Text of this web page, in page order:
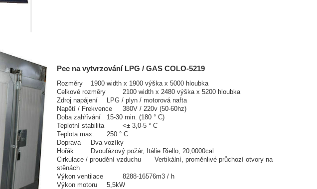
Pec na vytvrzování LPG / GAS COLO-5219
Rozměry
1900 width x 1900 výška x 5000 hloubka
Celkové rozměry
2100 width x 2480 výška x 5200 hloubka
Zdroj napájení
LPG / plyn / motorová nafta
Napětí / Frekvence
380V / 220v (50-60hz)
Doba zahřívání
15-30 min. (180 ° C)
Teplotní stabilita
<± 3,0-5 ° C
Teplota max.
250 ° C
Doprava
Dva vozíky
Hořák
Dvoufázový požár, Itálie Riello, 20,0000cal
Cirkulace / proudění vzduchu
Vertikální, proměnlivé průchozí otvory na
stěnách
Výkon ventilace
8288-16576m3 / h
Výkon motoru
5,5kW